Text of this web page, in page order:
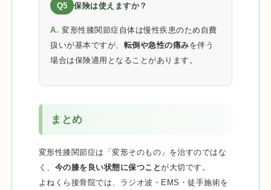
Q5 保険は使えますか？
A. 変形性膝関節症自体は慢性疾患のため自費
扱いが基本ですが、 転倒や急性の痛みを伴う
場合は保険適用となることがあります。
まとめ
変形性膝関節症は「変形そのもの」を治すのではな
く、 今の膝を良い状態に保つことが大切です。
よねくら接骨院では、ラジオ波・EMS・徒手施術を